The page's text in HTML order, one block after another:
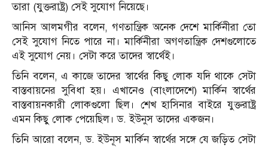
তারা (যুক্তরাষ্ট্র) সেই সুযোগ নিয়েছে।
আনিস আলমগীর বলেন, গণতান্ত্রিক অনেক দেশে মার্কিনীরা তো
সেই সুযোগ নিতে পারে না। মার্কিনীরা অগণতান্ত্রিক দেশগুলোতে
এই সুযোগ নেয়। সেটা করে তাদের স্বার্থেই।
তিনি বলেন, এ কাজে তাদের স্বার্থের কিছু লোক যদি থাকে সেটা
বাস্তবায়নের সুবিধা হয়। এখানেও (বাংলাদেশে) মার্কিন স্বার্থের
বাস্তবায়নকারী লোকগুলো ছিল। শেখ হাসিনার বাইরে যুক্তরাষ্ট্র
এমন কিছু লোক পেয়েছিল। ড. ইউনুস তাদের একজন।
তিনি আরো বলেন, ড. ইউনূস মার্কিন স্বার্থের সঙ্গে যে জড়িত সেটা